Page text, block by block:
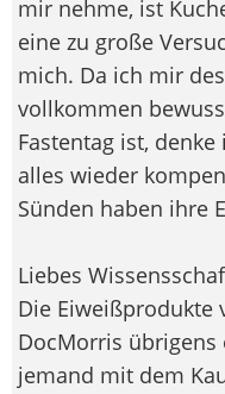
mir nehme, ist
eine zu große
mich. Da ich mir
vollkommen
Fastentag ist,
alles wieder
Sünden haben ihre
Liebes
Die Eiweißprodukte
DocMorris übrigens
jemand mit dem